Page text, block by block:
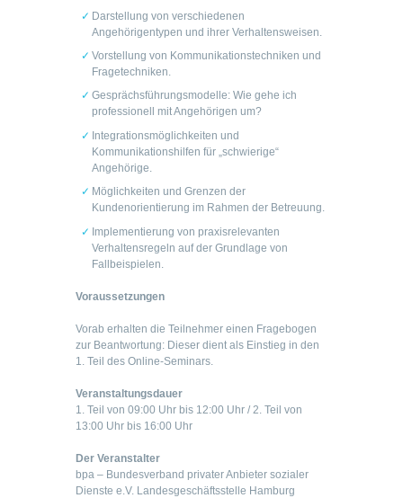
Darstellung von verschiedenen
Angehörigentypen und ihrer Verhaltensweisen.
Vorstellung von Kommunikationstechniken und
Fragetechniken.
Gesprächsführungsmodelle: Wie gehe ich
professionell mit Angehörigen um?
Integrationsmöglichkeiten und
Kommunikationshilfen für „schwierige“
Angehörige.
Möglichkeiten und Grenzen der
Kundenorientierung im Rahmen der Betreuung.
Implementierung von praxisrelevanten
Verhaltensregeln auf der Grundlage von
Fallbeispielen.
Voraussetzungen
Vorab erhalten die Teilnehmer einen Fragebogen
zur Beantwortung: Dieser dient als Einstieg in den
1. Teil des Online-Seminars.
Veranstaltungsdauer
1. Teil von 09:00 Uhr bis 12:00 Uhr / 2. Teil von
13:00 Uhr bis 16:00 Uhr
Der Veranstalter
bpa – Bundesverband privater Anbieter sozialer
Dienste e.V. Landesgeschäftsstelle Hamburg